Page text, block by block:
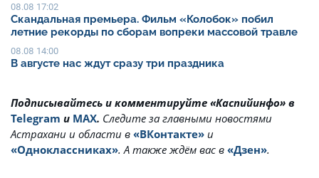
08.08 17:02
Скандальная премьера. Фильм «Колобок» побил
летние рекорды по сборам вопреки массовой травле
08.08 14:00
В августе нас ждут сразу три праздника
Подписывайтесь и комментируйте «Каспийинфо» в
Telegram и MAX. Cледите за главными новостями
Астрахани и области в «ВКонтакте» и
«Одноклассниках». А также ждём вас в «Дзен».